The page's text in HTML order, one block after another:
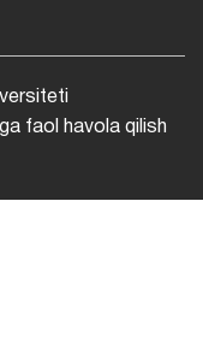
faol havola qilish